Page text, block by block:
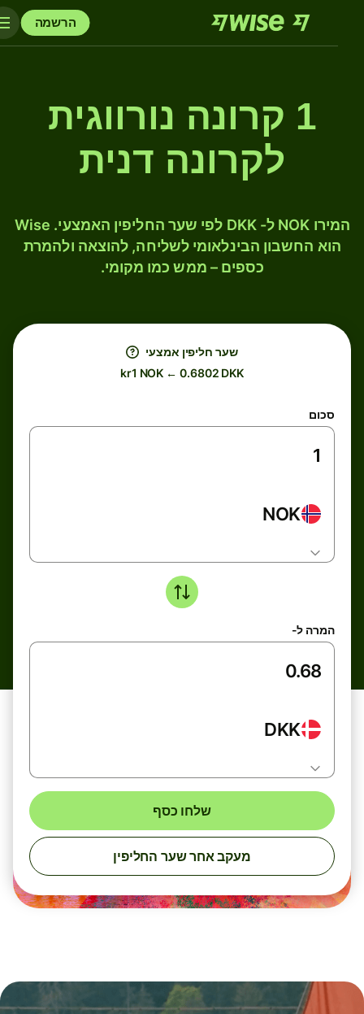
הרשמה
1 קרונה נורווגית
לקרונה דנית
המירו NOK ל- DKK לפי שער החליפין האמצעי. Wise
הוא החשבון הבינלאומי לשליחה, להוצאה ולהמרת
כספים – ממש כמו מקומי.
שער חליפין אמצעי
kr1 NOK ← 0.6802 DKK
סכום
NOK
המרה ל-
DKK
שלחו כסף
מעקב אחר שער החליפין